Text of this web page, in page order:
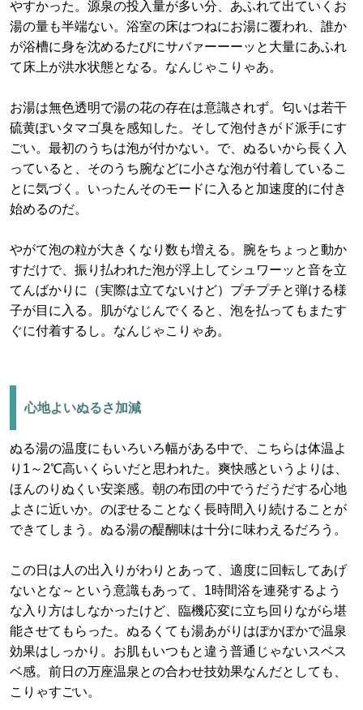
やすかった。源泉の投入量が多い分、あふれて出ていくお
湯の量も半端ない。浴室の床はつねにお湯に覆われ、誰か
が浴槽に身を沈めるたびにサバァーーーッと大量にあふれ
て床上が洪水状態となる。なんじゃこりゃあ。
お湯は無色透明で湯の花の存在は意識されず。匂いは若干
硫黄ぽいタマゴ臭を感知した。そして泡付きがド派手にす
ごい。最初のうちは泡が付かない。で、ぬるいから長く入
っていると、そのうち腕などに小さな泡が付着しているこ
とに気づく。いったんそのモードに入ると加速度的に付き
始めるのだ。
やがて泡の粒が大きくなり数も増える。腕をちょっと動か
すだけで、振り払われた泡が浮上してシュワーッと音を立
てんばかりに（実際は立てないけど）プチプチと弾ける様
子が目に入る。肌がなじんでくると、泡を払ってもまたす
ぐに付着するし。なんじゃこりゃあ。
心地よいぬるさ加減
ぬる湯の温度にもいろいろ幅がある中で、こちらは体温よ
り1～2℃高いくらいだと思われた。爽快感というよりは、
ほんのりぬくい安楽感。朝の布団の中でうだうだする心地
よさに近いか。のぼせることなく長時間入り続けることが
できてしまう。ぬる湯の醍醐味は十分に味わえるだろう。
この日は人の出入りがわりとあって、適度に回転してあげ
ないとな～という意識もあって、1時間浴を連発するよう
な入り方はしなかったけど、臨機応変に立ち回りながら堪
能させてもらった。ぬるくても湯あがりはぽかぽかで温泉
効果はしっかり。お肌もいつもと違う普通じゃないスベス
ベ感。前日の万座温泉との合わせ技効果なんだとしても、
こりゃすごい。